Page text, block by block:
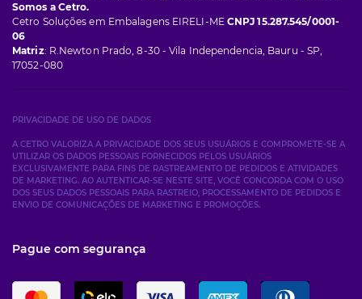
Somos a Cetro.
Cetro Soluções em Embalagens EIRELI-ME CNPJ 15.287.545/0001-
06
Matriz: R.Newton Prado, 8-30 - Vila Independencia, Bauru - SP,
17052-080
PRIVACIDADE DE USO DE DADOS
A CETRO VALORIZA A PRIVACIDADE DOS SEUS USUÁRIOS E COMPROMETE-SE A
UTILIZAR OS DADOS PESSOAIS FORNECIDOS PELOS USUÁRIOS
EXCLUSIVAMENTE PARA FINS DE RASTREAMENTO DE PEDIDOS E ATIVIDADES
DE MARKETING. AO AUTENTICAR-SE NESTE SITE, VOCÊ CONCORDA COM O USO
DOS SEUS DADOS PESSOAIS PARA RASTREIO, PROCESSAMENTO DE PEDIDOS E
ENVIO DE COMUNICAÇÕES DE MARKETING E PROMOÇÕES.
Pague com segurança